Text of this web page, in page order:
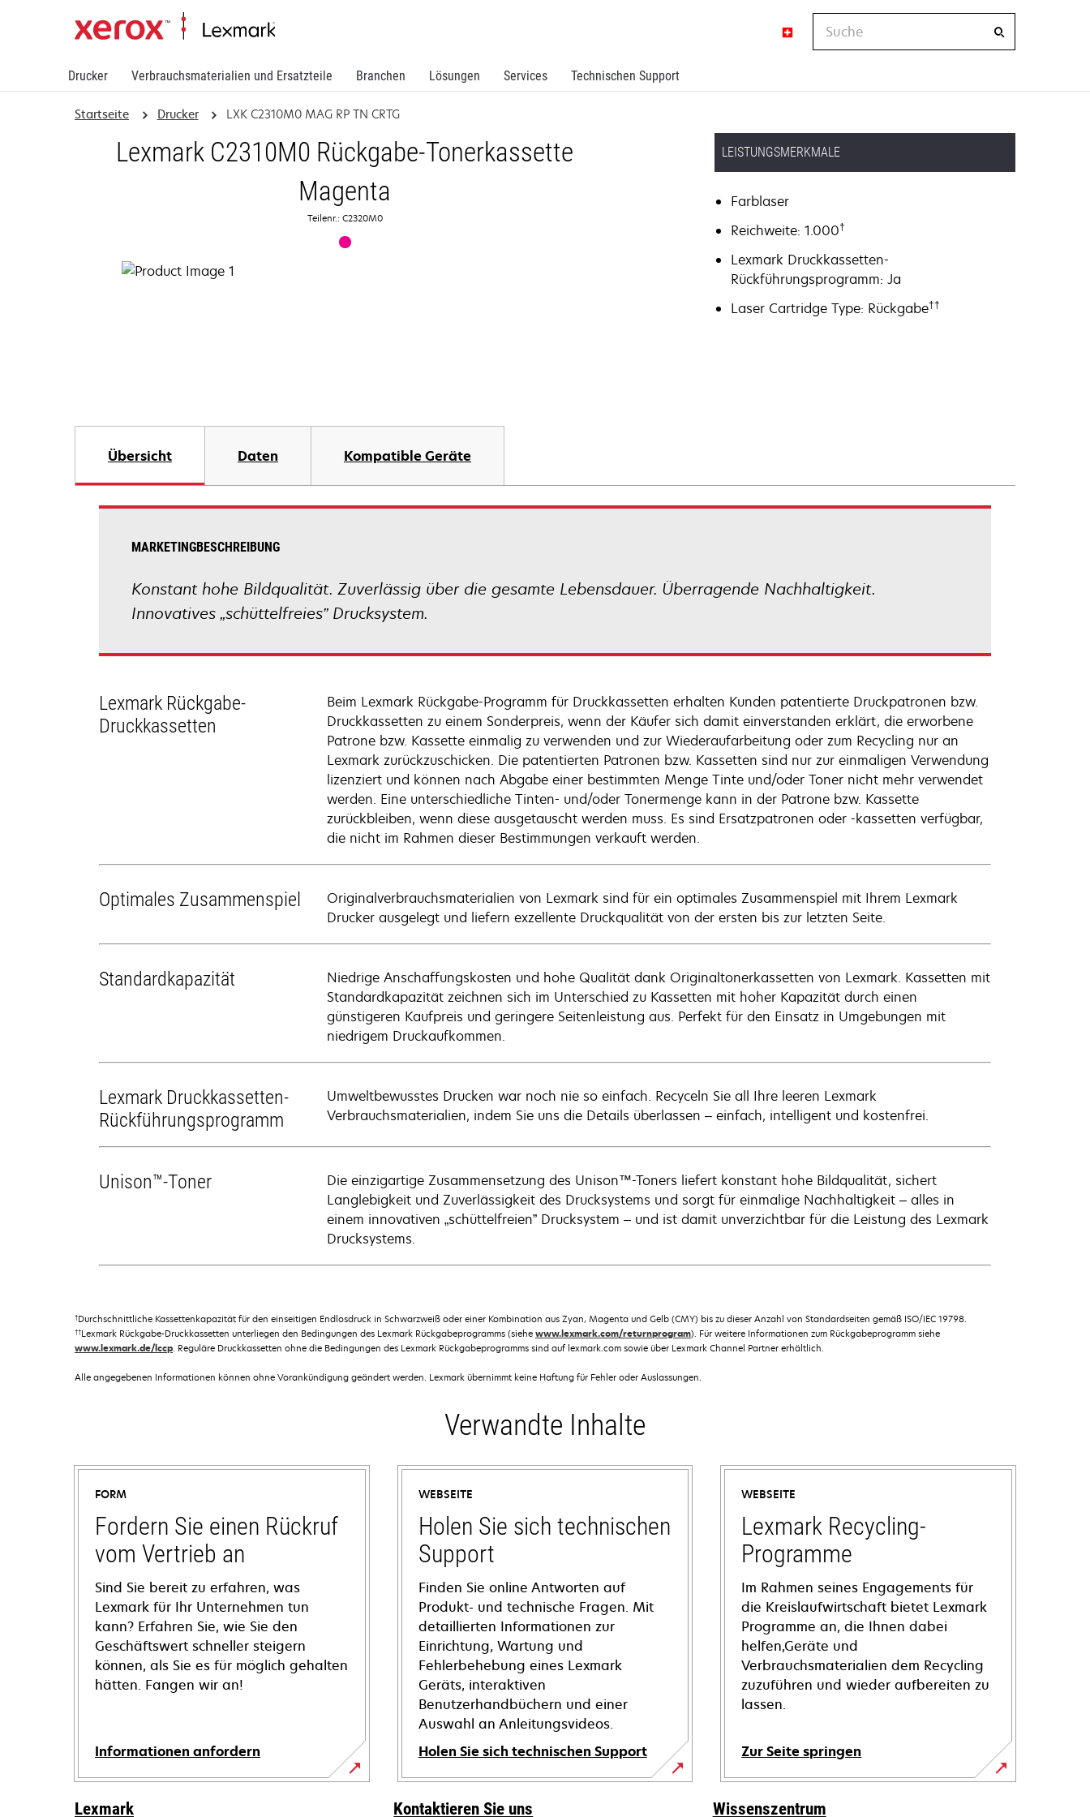
Drucker Verbrauchsmaterialien und Ersatzteile Branchen Lösungen Services Technischen Support
Suche
Startseite Drucker LXK C2310M0 MAG RP TN CRTG
Lexmark C2310M0 Rückgabe-Tonerkassette
Magenta
Teilenr.: C2320M0
LEISTUNGSMERKMALE
Farblaser
Reichweite: 1.000†
Lexmark Druckkassetten-
Rückführungsprogramm: Ja
Laser Cartridge Type: Rückgabe††
Übersicht Daten Kompatible Geräte
MARKETINGBESCHREIBUNG
Konstant hohe Bildqualität. Zuverlässig über die gesamte Lebensdauer. Überragende Nachhaltigkeit.
Innovatives „schüttelfreies” Drucksystem.
Lexmark Rückgabe-
Druckkassetten
Beim Lexmark Rückgabe-Programm für Druckkassetten erhalten Kunden patentierte Druckpatronen bzw.
Druckkassetten zu einem Sonderpreis, wenn der Käufer sich damit einverstanden erklärt, die erworbene
Patrone bzw. Kassette einmalig zu verwenden und zur Wiederaufarbeitung oder zum Recycling nur an
Lexmark zurückzuschicken. Die patentierten Patronen bzw. Kassetten sind nur zur einmaligen Verwendung
lizenziert und können nach Abgabe einer bestimmten Menge Tinte und/oder Toner nicht mehr verwendet
werden. Eine unterschiedliche Tinten- und/oder Tonermenge kann in der Patrone bzw. Kassette
zurückbleiben, wenn diese ausgetauscht werden muss. Es sind Ersatzpatronen oder -kassetten verfügbar,
die nicht im Rahmen dieser Bestimmungen verkauft werden.
Optimales Zusammenspiel
Originalverbrauchsmaterialien von Lexmark sind für ein optimales Zusammenspiel mit Ihrem Lexmark
Drucker ausgelegt und liefern exzellente Druckqualität von der ersten bis zur letzten Seite.
Standardkapazität
Niedrige Anschaffungskosten und hohe Qualität dank Originaltonerkassetten von Lexmark. Kassetten mit
Standardkapazität zeichnen sich im Unterschied zu Kassetten mit hoher Kapazität durch einen
günstigeren Kaufpreis und geringere Seitenleistung aus. Perfekt für den Einsatz in Umgebungen mit
niedrigem Druckaufkommen.
Lexmark Druckkassetten-
Rückführungsprogramm
Umweltbewusstes Drucken war noch nie so einfach. Recyceln Sie all Ihre leeren Lexmark
Verbrauchsmaterialien, indem Sie uns die Details überlassen – einfach, intelligent und kostenfrei.
Unison™-Toner
Die einzigartige Zusammensetzung des Unison™-Toners liefert konstant hohe Bildqualität, sichert
Langlebigkeit und Zuverlässigkeit des Drucksystems und sorgt für einmalige Nachhaltigkeit – alles in
einem innovativen „schüttelfreien” Drucksystem – und ist damit unverzichtbar für die Leistung des Lexmark
Drucksystems.
†Durchschnittliche Kassettenkapazität für den einseitigen Endlosdruck in Schwarzweiß oder einer Kombination aus Zyan, Magenta und Gelb (CMY) bis zu dieser Anzahl von Standardseiten gemäß ISO/IEC 19798.
††Lexmark Rückgabe-Druckkassetten unterliegen den Bedingungen des Lexmark Rückgabeprogramms (siehe www.lexmark.com/returnprogram). Für weitere Informationen zum Rückgabeprogramm siehe
www.lexmark.de/lccp. Reguläre Druckkassetten ohne die Bedingungen des Lexmark Rückgabeprogramms sind auf lexmark.com sowie über Lexmark Channel Partner erhältlich.
Alle angegebenen Informationen können ohne Vorankündigung geändert werden. Lexmark übernimmt keine Haftung für Fehler oder Auslassungen.
Verwandte Inhalte
FORM
Fordern Sie einen Rückruf
vom Vertrieb an
Sind Sie bereit zu erfahren, was
Lexmark für Ihr Unternehmen tun
kann? Erfahren Sie, wie Sie den
Geschäftswert schneller steigern
können, als Sie es für möglich gehalten
hätten. Fangen wir an!
Informationen anfordern
WEBSEITE
Holen Sie sich technischen
Support
Finden Sie online Antworten auf
Produkt- und technische Fragen. Mit
detaillierten Informationen zur
Einrichtung, Wartung und
Fehlerbehebung eines Lexmark
Geräts, interaktiven
Benutzerhandbüchern und einer
Auswahl an Anleitungsvideos.
Holen Sie sich technischen Support
wird
in
WEBSEITE
Lexmark Recycling-
Programme
Im Rahmen seines Engagements für
die Kreislaufwirtschaft bietet Lexmark
Programme an, die Ihnen dabei
helfen,Geräte und
Verbrauchsmaterialien dem Recycling
zuzuführen und wieder aufbereiten zu
lassen.
Zur Seite springen
Lexmark Kontaktieren Sie uns Wissenszentrum